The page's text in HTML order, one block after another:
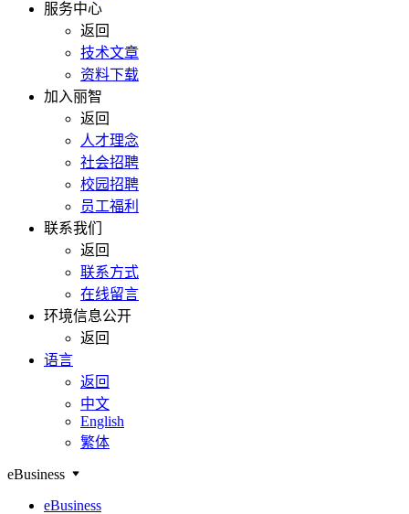
服务中心
返回
技术文章
资料下载
加入丽智
返回
人才理念
社会招聘
校园招聘
员工福利
联系我们
返回
联系方式
在线留言
环境信息公开
返回
语言
返回
中文
English
繁体
eBusiness
eBusiness